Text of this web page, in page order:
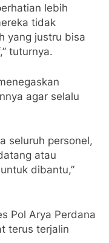
lebih
tidak
yang justru bisa
tuturnya.
agar selalu
seluruh personel,
atau
dibantu,”
Pol Arya Perdana
terus terjalin